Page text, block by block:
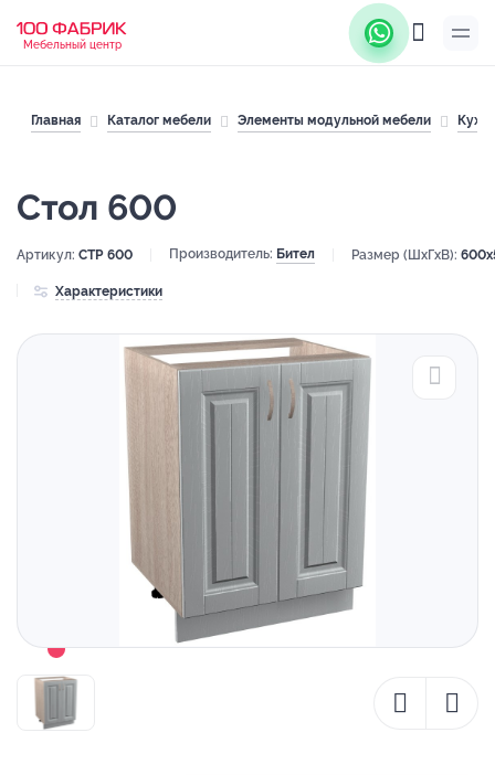
Мебельный центр
Главная Каталог мебели Элементы модульной мебели
Стол 600
Артикул: СТР 600 Производитель: Бител Размер (ШхГхВ):
Характеристики